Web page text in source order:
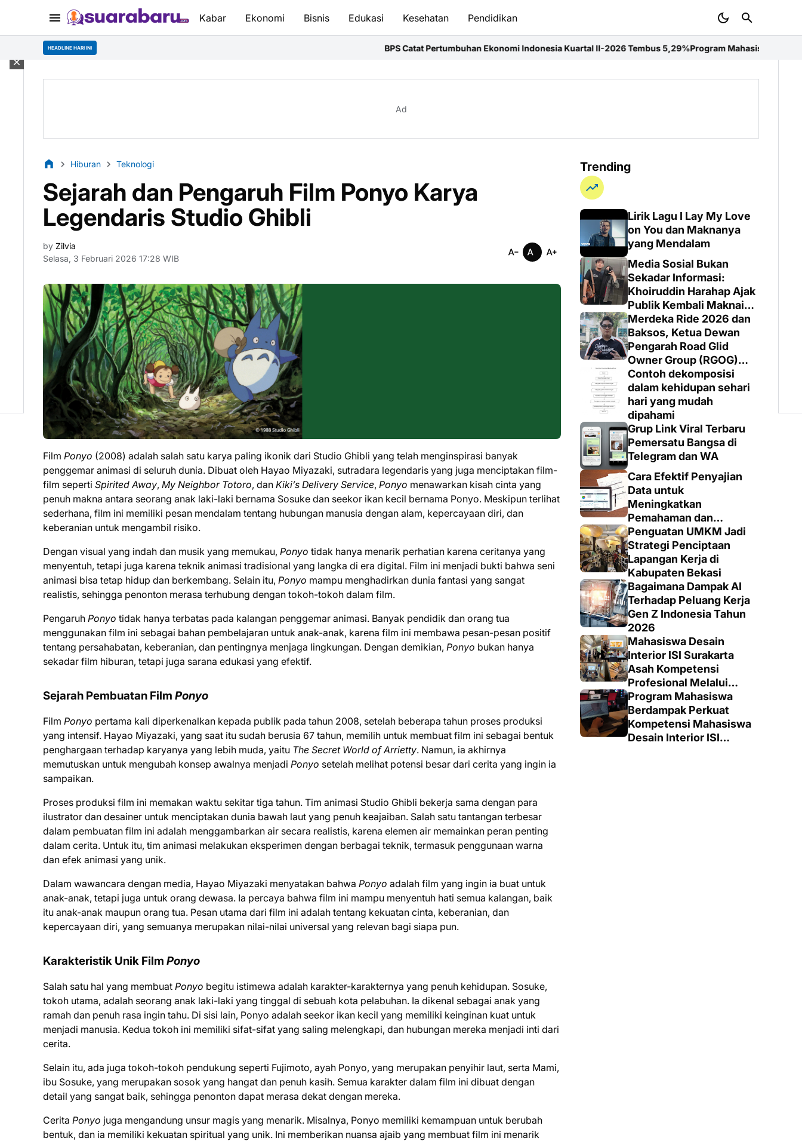
Kabar Ekonomi Bisnis Edukasi Kesehatan Pendidikan
HEADLINE HARI INI BPS Catat Pertumbuhan Ekonomi Indonesia Kuartal II-2026 Tembus 5,29%Program Mahasiswa Berdampak Perkuat
Ad
Hiburan Teknologi
Sejarah dan Pengaruh Film Ponyo Karya
Legendaris Studio Ghibli
by Zilvia
Selasa, 3 Februari 2026 17:28 WIB
Film Ponyo (2008) adalah salah satu karya paling ikonik dari Studio Ghibli yang telah menginspirasi banyak
penggemar animasi di seluruh dunia. Dibuat oleh Hayao Miyazaki, sutradara legendaris yang juga menciptakan film-
film seperti Spirited Away, My Neighbor Totoro, dan Kiki’s Delivery Service, Ponyo menawarkan kisah cinta yang
penuh makna antara seorang anak laki-laki bernama Sosuke dan seekor ikan kecil bernama Ponyo. Meskipun terlihat
sederhana, film ini memiliki pesan mendalam tentang hubungan manusia dengan alam, kepercayaan diri, dan
keberanian untuk mengambil risiko.
Dengan visual yang indah dan musik yang memukau, Ponyo tidak hanya menarik perhatian karena ceritanya yang
menyentuh, tetapi juga karena teknik animasi tradisional yang langka di era digital. Film ini menjadi bukti bahwa seni
animasi bisa tetap hidup dan berkembang. Selain itu, Ponyo mampu menghadirkan dunia fantasi yang sangat
realistis, sehingga penonton merasa terhubung dengan tokoh-tokoh dalam film.
Pengaruh Ponyo tidak hanya terbatas pada kalangan penggemar animasi. Banyak pendidik dan orang tua
menggunakan film ini sebagai bahan pembelajaran untuk anak-anak, karena film ini membawa pesan-pesan positif
tentang persahabatan, keberanian, dan pentingnya menjaga lingkungan. Dengan demikian, Ponyo bukan hanya
sekadar film hiburan, tetapi juga sarana edukasi yang efektif.
Sejarah Pembuatan Film Ponyo
Film Ponyo pertama kali diperkenalkan kepada publik pada tahun 2008, setelah beberapa tahun proses produksi
yang intensif. Hayao Miyazaki, yang saat itu sudah berusia 67 tahun, memilih untuk membuat film ini sebagai bentuk
penghargaan terhadap karyanya yang lebih muda, yaitu The Secret World of Arrietty. Namun, ia akhirnya
memutuskan untuk mengubah konsep awalnya menjadi Ponyo setelah melihat potensi besar dari cerita yang ingin ia
sampaikan.
Proses produksi film ini memakan waktu sekitar tiga tahun. Tim animasi Studio Ghibli bekerja sama dengan para
ilustrator dan desainer untuk menciptakan dunia bawah laut yang penuh keajaiban. Salah satu tantangan terbesar
dalam pembuatan film ini adalah menggambarkan air secara realistis, karena elemen air memainkan peran penting
dalam cerita. Untuk itu, tim animasi melakukan eksperimen dengan berbagai teknik, termasuk penggunaan warna
dan efek animasi yang unik.
Dalam wawancara dengan media, Hayao Miyazaki menyatakan bahwa Ponyo adalah film yang ingin ia buat untuk
anak-anak, tetapi juga untuk orang dewasa. Ia percaya bahwa film ini mampu menyentuh hati semua kalangan, baik
itu anak-anak maupun orang tua. Pesan utama dari film ini adalah tentang kekuatan cinta, keberanian, dan
kepercayaan diri, yang semuanya merupakan nilai-nilai universal yang relevan bagi siapa pun.
Karakteristik Unik Film Ponyo
Salah satu hal yang membuat Ponyo begitu istimewa adalah karakter-karakternya yang penuh kehidupan. Sosuke,
tokoh utama, adalah seorang anak laki-laki yang tinggal di sebuah kota pelabuhan. Ia dikenal sebagai anak yang
ramah dan penuh rasa ingin tahu. Di sisi lain, Ponyo adalah seekor ikan kecil yang memiliki keinginan kuat untuk
menjadi manusia. Kedua tokoh ini memiliki sifat-sifat yang saling melengkapi, dan hubungan mereka menjadi inti dari
cerita.
Selain itu, ada juga tokoh-tokoh pendukung seperti Fujimoto, ayah Ponyo, yang merupakan penyihir laut, serta Mami,
ibu Sosuke, yang merupakan sosok yang hangat dan penuh kasih. Semua karakter dalam film ini dibuat dengan
detail yang sangat baik, sehingga penonton dapat merasa dekat dengan mereka.
Cerita Ponyo juga mengandung unsur magis yang menarik. Misalnya, Ponyo memiliki kemampuan untuk berubah
bentuk, dan ia memiliki kekuatan spiritual yang unik. Ini memberikan nuansa ajaib yang membuat film ini menarik
Trending
Lirik Lagu I Lay My Love
on You dan Maknanya
yang Mendalam
Media Sosial Bukan
Sekadar Informasi:
Khoiruddin Harahap Ajak
Publik Kembali Maknai
Ruang Digital dengan
Totalitas dan Loyalitas
Merdeka Ride 2026 dan
Baksos, Ketua Dewan
Pengarah Road Glid
Owner Group (RGOG)
Boys Indonesia Pusat M.
Irsyad Sebut Persiapan
Dimatangkan
Contoh dekomposisi
dalam kehidupan sehari
hari yang mudah
dipahami
Grup Link Viral Terbaru
Pemersatu Bangsa di
Telegram dan WA
Cara Efektif Penyajian
Data untuk
Meningkatkan
Pemahaman dan
Keputusan yang Tepat
Penguatan UMKM Jadi
Strategi Penciptaan
Lapangan Kerja di
Kabupaten Bekasi
Bagaimana Dampak AI
Terhadap Peluang Kerja
Gen Z Indonesia Tahun
2026
Mahasiswa Desain
Interior ISI Surakarta
Asah Kompetensi
Profesional Melalui
Proyek Nyata di PT.
EDRA Arsitek Indonesia
Program Mahasiswa
Berdampak Perkuat
Kompetensi Mahasiswa
Desain Interior ISI